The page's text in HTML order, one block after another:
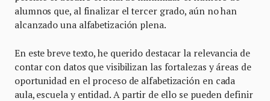
alumnos que, al finalizar el tercer grado, aún no han
alcanzado una alfabetización plena.
En este breve texto, he querido destacar la relevancia de
contar con datos que visibilizan las fortalezas y áreas de
oportunidad en el proceso de alfabetización en cada
aula, escuela y entidad. A partir de ello se pueden definir